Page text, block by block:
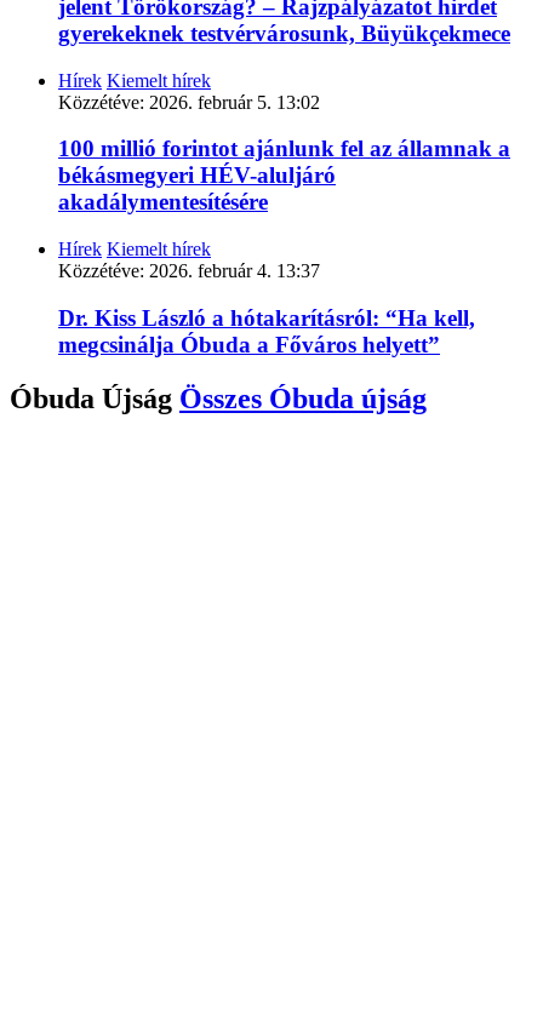
jelent Törökország? – Rajzpályázatot hirdet
gyerekeknek testvérvárosunk, Büyükçekmece
Hírek Kiemelt hírek
Közzétéve: 2026. február 5. 13:02
100 millió forintot ajánlunk fel az államnak a
békásmegyeri HÉV-aluljáró
akadálymentesítésére
Hírek Kiemelt hírek
Közzétéve: 2026. február 4. 13:37
Dr. Kiss László a hótakarításról: “Ha kell,
megcsinálja Óbuda a Főváros helyett”
Óbuda Újság Összes Óbuda újság